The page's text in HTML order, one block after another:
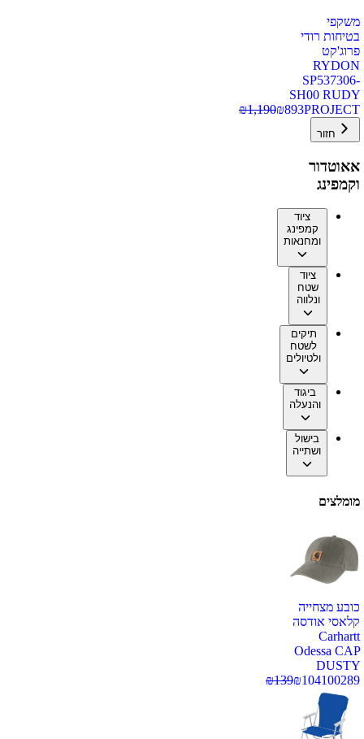
משקפי
בטיחות רודי
פרוג'קט
RYDON
SP537306-
SH00 RUDY
PROJECT
₪893
₪1,190
חזור
אאוטדור
וקמפינג
ציוד
קמפינג
ומחנאות
ציוד
שטח
ונלווה
תיקים
לשטח
ולטיולים
ביגוד
והנעלה
בישול
ושתייה
מומלצים
כובע מצחייה
קלאסי אודסה
Carhartt
Odessa CAP
DUSTY
100289
₪104
₪139